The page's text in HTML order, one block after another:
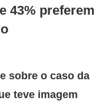
43% preferem
sobre o caso da
teve imagem